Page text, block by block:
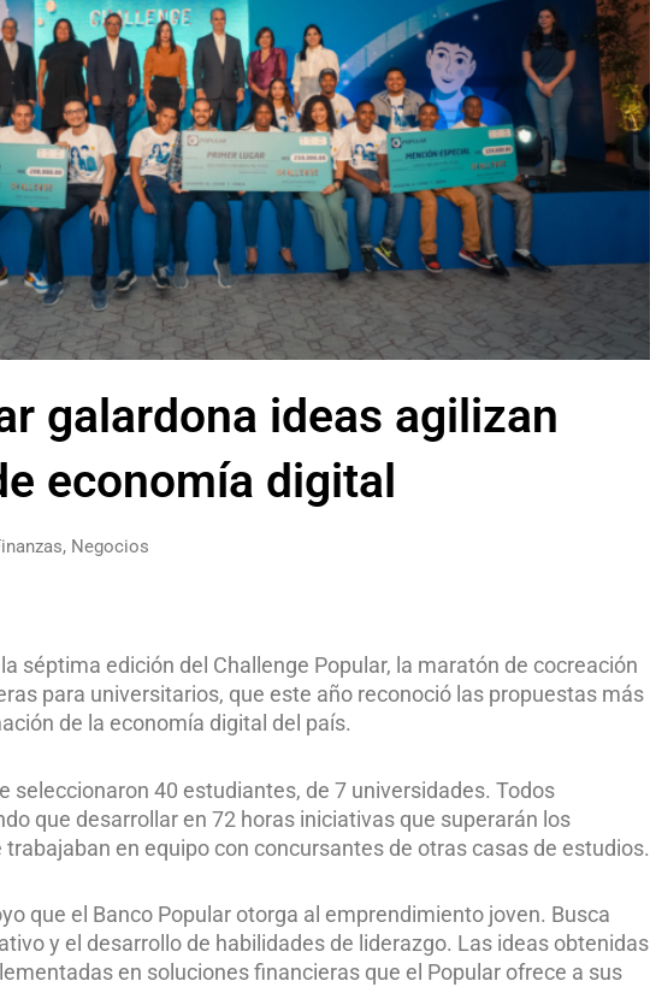
galardona ideas agilizan
economía digital
Negocios
séptima edición del Challenge Popular, la maratón de cocreación
para universitarios, que este año reconoció las propuestas más
de la economía digital del país.
seleccionaron 40 estudiantes, de 7 universidades. Todos
que desarrollar en 72 horas iniciativas que superarán los
en equipo con concursantes de otras casas de estudios.
que el Banco Popular otorga al emprendimiento joven. Busca
y el desarrollo de habilidades de liderazgo. Las ideas obtenidas
en soluciones financieras que el Popular ofrece a sus